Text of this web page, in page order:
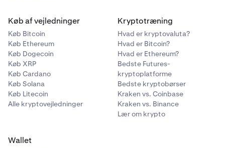
Køb af vejledninger
Køb Bitcoin
Køb Ethereum
Køb Dogecoin
Køb XRP
Køb Cardano
Køb Solana
Køb Litecoin
Alle kryptovejledninger
Kryptotræning
Hvad er kryptovaluta?
Hvad er Bitcoin?
Hvad er Ethereum?
Bedste Futures-
kryptoplatforme
Bedste kryptobørser
Kraken vs. Coinbase
Kraken vs. Binance
Lær om krypto
Wallet